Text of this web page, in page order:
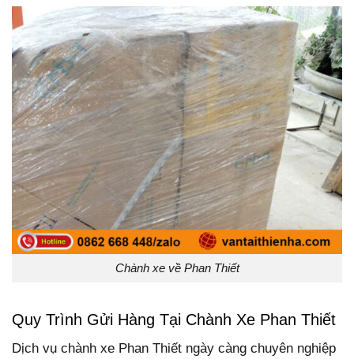
Chành xe về Phan Thiết
Quy Trình Gửi Hàng Tại Chành Xe Phan Thiết
Dịch vụ chành xe Phan Thiết ngày càng chuyên nghiệp